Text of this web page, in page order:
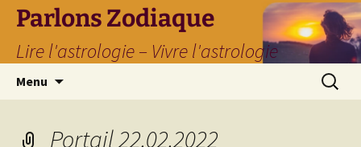
Parlons Zodiaque
Lire l'astrologie – Vivre l'astrologie
Menu
Portail 22.02.2022